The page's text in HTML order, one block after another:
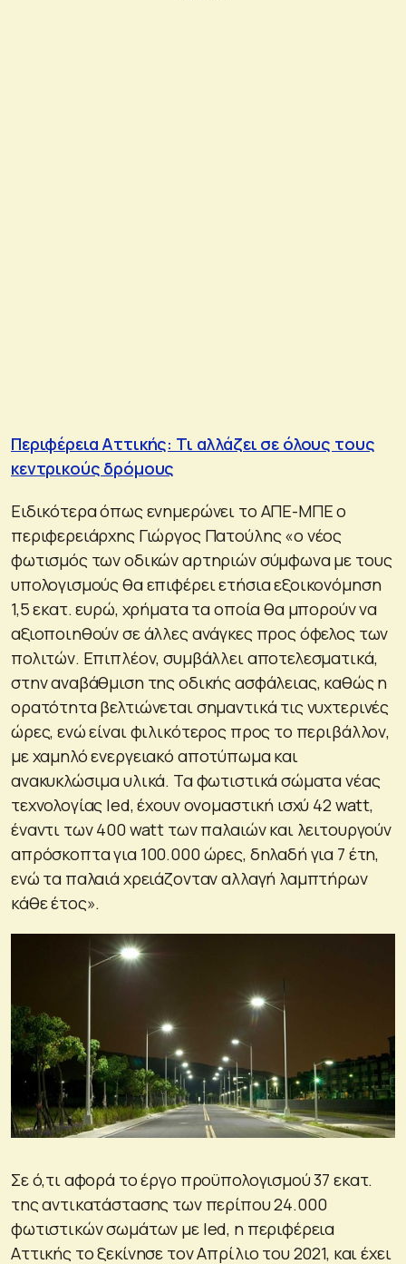
Περιφέρεια Αττικής: Τι αλλάζει σε όλους τους
κεντρικούς δρόμους
Ειδικότερα όπως ενημερώνει το ΑΠΕ-ΜΠΕ ο
περιφερειάρχης Γιώργος Πατούλης «ο νέος
φωτισμός των οδικών αρτηριών σύμφωνα με τους
υπολογισμούς θα επιφέρει ετήσια εξοικονόμηση
1,5 εκατ. ευρώ, χρήματα τα οποία θα μπορούν να
αξιοποιηθούν σε άλλες ανάγκες προς όφελος των
πολιτών. Επιπλέον, συμβάλλει αποτελεσματικά,
στην αναβάθμιση της οδικής ασφάλειας, καθώς η
ορατότητα βελτιώνεται σημαντικά τις νυχτερινές
ώρες, ενώ είναι φιλικότερος προς το περιβάλλον,
με χαμηλό ενεργειακό αποτύπωμα και
ανακυκλώσιμα υλικά. Τα φωτιστικά σώματα νέας
τεχνολογίας led, έχουν ονομαστική ισχύ 42 watt,
έναντι των 400 watt των παλαιών και λειτουργούν
απρόσκοπτα για 100.000 ώρες, δηλαδή για 7 έτη,
ενώ τα παλαιά χρειάζονταν αλλαγή λαμπτήρων
κάθε έτος».
Σε ό,τι αφορά το έργο προϋπολογισμού 37 εκατ.
της αντικατάστασης των περίπου 24.000
φωτιστικών σωμάτων με led, η περιφέρεια
Αττικής το ξεκίνησε τον Απρίλιο του 2021, και έχει